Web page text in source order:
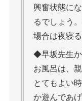
興奮状態に
るでしょう
場合は夜寝
◆早坂先生
お風呂は、
とてもよい
か遊んであ